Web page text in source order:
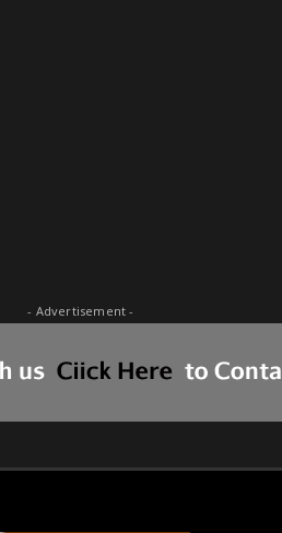
- Advertisement -